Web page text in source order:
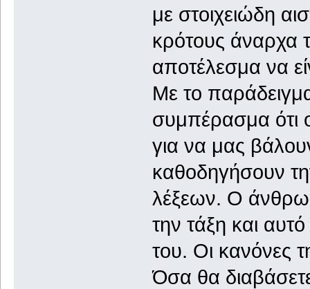
με στοιχειώδη
κρότους άναρχα
αποτέλεσμα να
Με το
συμπέρασμα ότι
για να μας
καθοδηγήσουν
λέξεων. Ο
την τάξη και
του. Οι κανόνες
Όσα θα